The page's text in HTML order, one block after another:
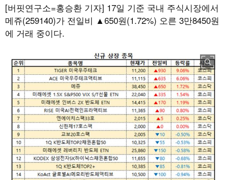
[버핏연구소=홍승환 기자] 17일 기준 국내 주식시장에서
메쥬(259140)가 전일비 ▲650원(1.72%) 오른 3만8450원
에 거래 중이다.